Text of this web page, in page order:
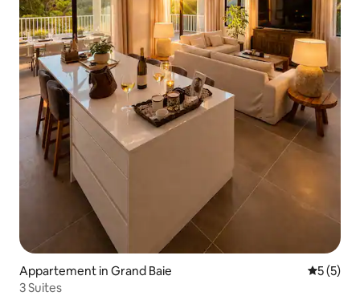
Appartement in Grand Baie
5 (5)
3 Suites